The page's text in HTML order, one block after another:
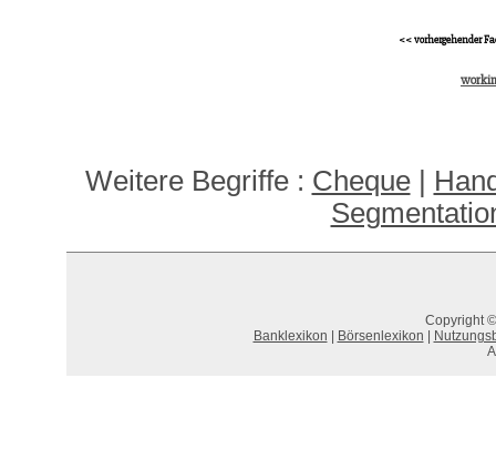
<< vorhergehender
Weitere Begriffe : Cheque|
Copyright
Banklexikon
Börsenlexikon